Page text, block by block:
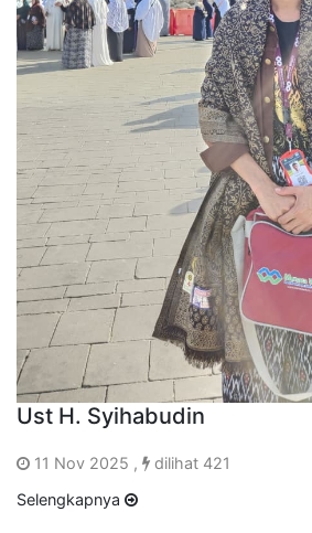
Ust H. Syihabudin
11 Nov 2025 ,
dilihat 421
Selengkapnya